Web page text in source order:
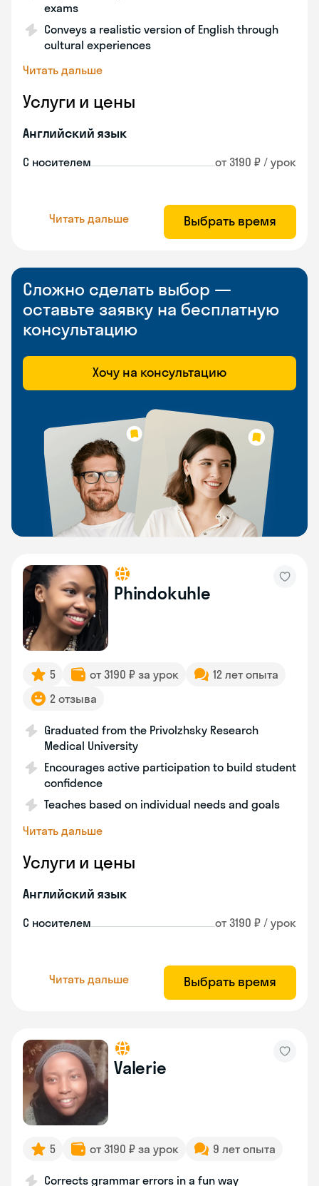
exams
Conveys a realistic version of English through
cultural experiences
Читать дальше
Услуги и цены
Английский язык
С носителем от 3190 ₽ / урок
Читать дальше Выбрать время
Сложно сделать выбор —
оставьте заявку на бесплатную
консультацию
Хочу на консультацию
Phindokuhle
5 от 3190 ₽ за урок
12 лет опыта
2 отзыва
Graduated from the Privolzhsky Research
Medical University
Encourages active participation to build student
confidence
Teaches based on individual needs and goals
Читать дальше
Услуги и цены
Английский язык
С носителем от 3190 ₽ / урок
Читать дальше Выбрать время
Valerie
5 от 3190 ₽ за урок 9 лет опыта
Corrects grammar errors in a fun way